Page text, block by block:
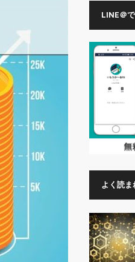
LINE＠
よく読ま